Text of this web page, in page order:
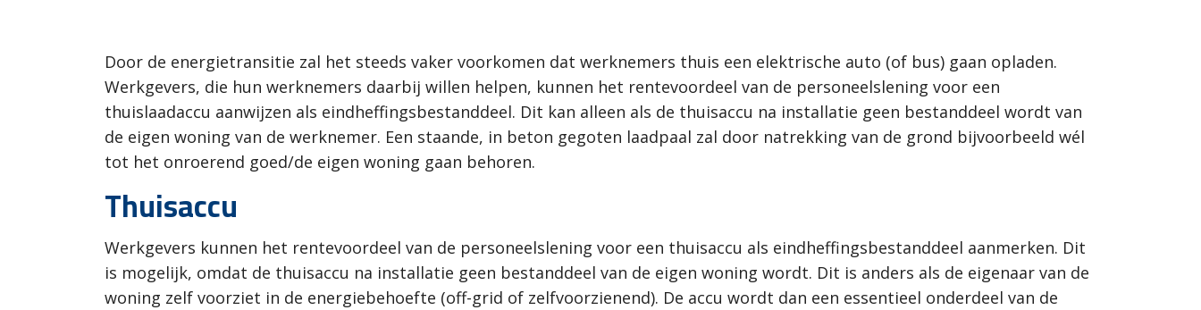
Door de energietransitie zal het steeds vaker voorkomen dat werknemers thuis een elektrische auto (of bus) gaan opladen.
Werkgevers, die hun werknemers daarbij willen helpen, kunnen het rentevoordeel van de personeelslening voor een
thuislaadaccu aanwijzen als eindheffingsbestanddeel. Dit kan alleen als de thuisaccu na installatie geen bestanddeel wordt van
de eigen woning van de werknemer. Een staande, in beton gegoten laadpaal zal door natrekking van de grond bijvoorbeeld wél
tot het onroerend goed/de eigen woning gaan behoren.
Thuisaccu
Werkgevers kunnen het rentevoordeel van de personeelslening voor een thuisaccu als eindheffingsbestanddeel aanmerken. Dit
is mogelijk, omdat de thuisaccu na installatie geen bestanddeel van de eigen woning wordt. Dit is anders als de eigenaar van de
woning zelf voorziet in de energiebehoefte (off-grid of zelfvoorzienend). De accu wordt dan een essentieel onderdeel van de